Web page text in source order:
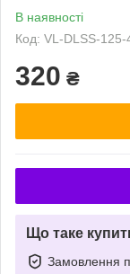
В наявності
Код: VL-DLSS-125-
320 ₴
Що таке
Замовлення